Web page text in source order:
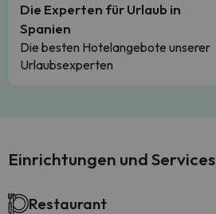
Die Experten für Urlaub in
Spanien
Die besten Hotelangebote unserer
Urlaubsexperten
Einrichtungen und Services
Restaurant